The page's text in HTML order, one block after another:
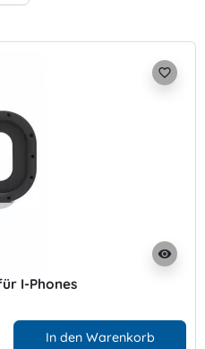
visibility
favorite_border
I-Phones
In den Warenkorb